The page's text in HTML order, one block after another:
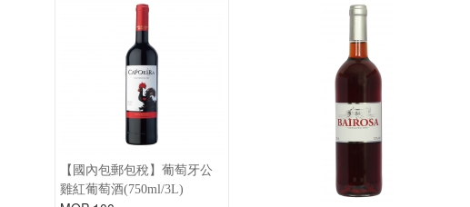
【國內包郵包稅】葡萄牙公
雞紅葡萄酒(750ml/3L)